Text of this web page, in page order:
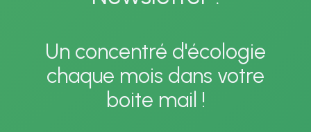
Un concentré d'écologie
chaque mois dans votre
boite mail !